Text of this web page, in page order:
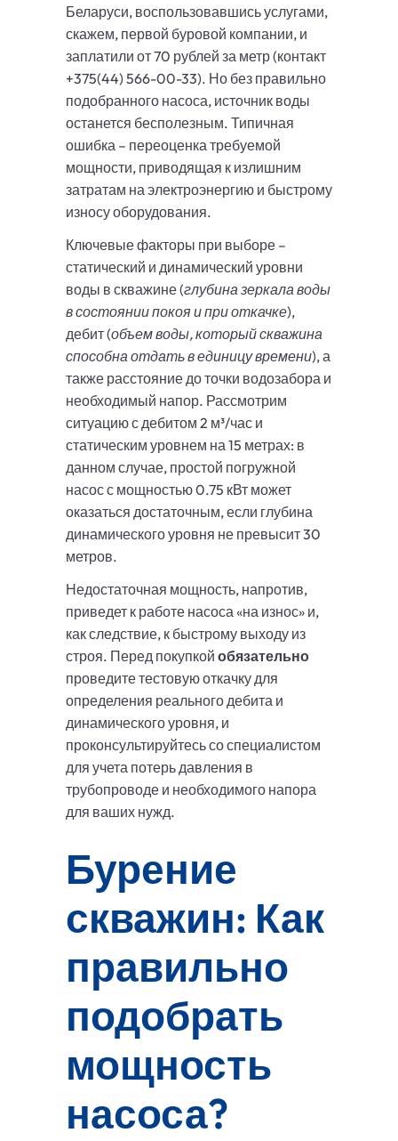
Беларуси, воспользовавшись услугами,
скажем, первой буровой компании, и
заплатили от 70 рублей за метр (контакт
+375(44) 566-00-33). Но без правильно
подобранного насоса, источник воды
останется бесполезным. Типичная
ошибка – переоценка требуемой
мощности, приводящая к излишним
затратам на электроэнергию и быстрому
износу оборудования.
Ключевые факторы при выборе –
статический и динамический уровни
воды в скважине (глубина зеркала воды
в состоянии покоя и при откачке),
дебит (объем воды, который скважина
способна отдать в единицу времени), а
также расстояние до точки водозабора и
необходимый напор. Рассмотрим
ситуацию с дебитом 2 м³/час и
статическим уровнем на 15 метрах: в
данном случае, простой погружной
насос с мощностью 0.75 кВт может
оказаться достаточным, если глубина
динамического уровня не превысит 30
метров.
Недостаточная мощность, напротив,
приведет к работе насоса «на износ» и,
как следствие, к быстрому выходу из
строя. Перед покупкой обязательно
проведите тестовую откачку для
определения реального дебита и
динамического уровня, и
проконсультируйтесь со специалистом
для учета потерь давления в
трубопроводе и необходимого напора
для ваших нужд.
Бурение
скважин: Как
правильно
подобрать
мощность
насоса?